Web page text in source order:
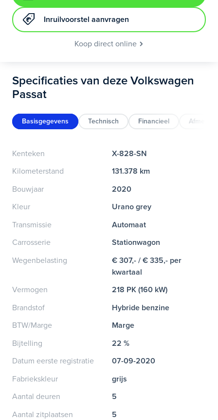
Inruilvoorstel aanvragen
Koop direct online
Specificaties van deze Volkswagen
Passat
Basisgegevens Technisch Financieel
Kenteken
X-828-SN
Kilometerstand
131.378 km
Bouwjaar
2020
Kleur
Urano grey
Transmissie
Automaat
Carrosserie
Stationwagon
Wegenbelasting
€ 307,- / € 335,- per
kwartaal
Vermogen
218 PK (160 kW)
Brandstof
Hybride benzine
BTW/Marge
Marge
Bijtelling
22 %
Datum eerste registratie
07-09-2020
Fabriekskleur
grijs
Aantal deuren
5
Aantal zitplaatsen
5